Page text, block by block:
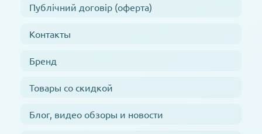
Публічний договір (оферта)
Контакты
Бренд
Товары со скидкой
Блог, видео обзоры и новости